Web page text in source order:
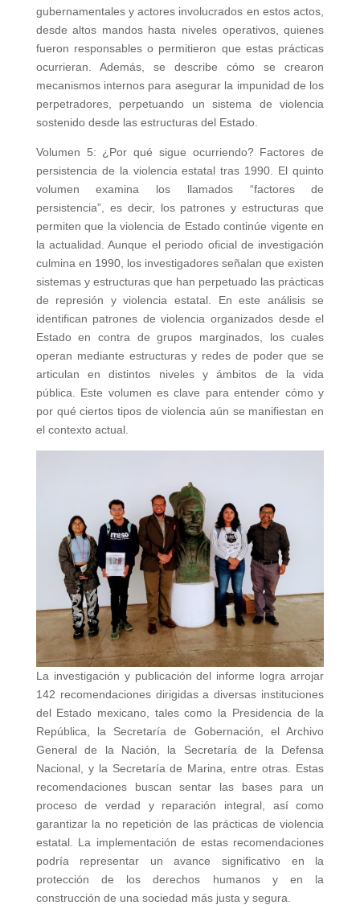
gubernamentales y actores involucrados en estos actos,
desde altos mandos hasta niveles operativos, quienes
fueron responsables o permitieron que estas prácticas
ocurrieran. Además, se describe cómo se crearon
mecanismos internos para asegurar la impunidad de los
perpetradores, perpetuando un sistema de violencia
sostenido desde las estructuras del Estado.
Volumen 5: ¿Por qué sigue ocurriendo? Factores de
persistencia de la violencia estatal tras 1990. El quinto
volumen examina los llamados “factores de
persistencia”, es decir, los patrones y estructuras que
permiten que la violencia de Estado continúe vigente en
la actualidad. Aunque el periodo oficial de investigación
culmina en 1990, los investigadores señalan que existen
sistemas y estructuras que han perpetuado las prácticas
de represión y violencia estatal. En este análisis se
identifican patrones de violencia organizados desde el
Estado en contra de grupos marginados, los cuales
operan mediante estructuras y redes de poder que se
articulan en distintos niveles y ámbitos de la vida
pública. Este volumen es clave para entender cómo y
por qué ciertos tipos de violencia aún se manifiestan en
el contexto actual.
La investigación y publicación del informe logra arrojar
142 recomendaciones dirigidas a diversas instituciones
del Estado mexicano, tales como la Presidencia de la
República, la Secretaría de Gobernación, el Archivo
General de la Nación, la Secretaría de la Defensa
Nacional, y la Secretaría de Marina, entre otras. Estas
recomendaciones buscan sentar las bases para un
proceso de verdad y reparación integral, así como
garantizar la no repetición de las prácticas de violencia
estatal. La implementación de estas recomendaciones
podría representar un avance significativo en la
protección de los derechos humanos y en la
construcción de una sociedad más justa y segura.